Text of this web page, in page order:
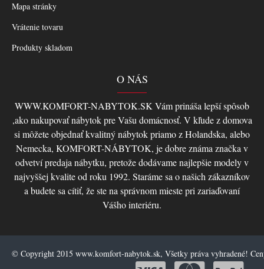
Mapa stránky
Vrátenie tovaru
Produkty skladom
O NÁS
WWW.KOMFORT-NABYTOK.SK Vám prináša lepší spôsob
,ako nakupovať nábytok pre Vašu domácnosť. V kľude z domova
si môžete objednať kvalitný nábytok priamo z Holandska, alebo
Nemecka, KOMFORT-NÁBYTOK, je dobre známa značka v
odvetví predaja nábytku, pretože dodávame najlepšie modely v
najvyššej kvalite od roku 1992. Staráme sa o našich zákazníkov
a budete sa cítiť, že ste na správnom mieste pri zariaďovaní
Vášho interiéru.
© Copyright 2015 www.komfort-nabytok.sk, Všetky práva vyhradené!